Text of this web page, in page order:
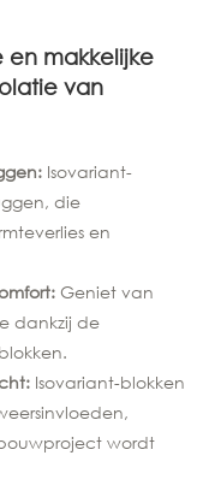
en makkelijke
van
Isovariant-
die
en
Geniet van
dankzij de
Isovariant-blokken
wordt